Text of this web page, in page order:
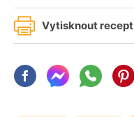
Vytisknout recept